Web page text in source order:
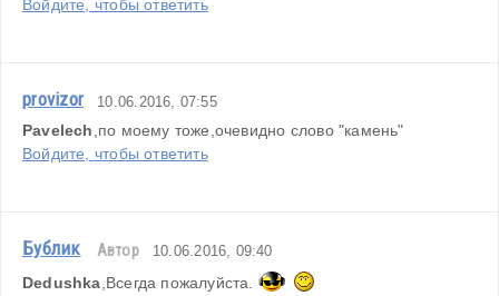
Войдите, чтобы ответить
provizor 10.06.2016, 07:55
Pavelech,по моему тоже,очевидно слово "камень"
Войдите, чтобы ответить
Бублик Автор 10.06.2016, 09:40
Dedushka,Всегда пожалуйста.